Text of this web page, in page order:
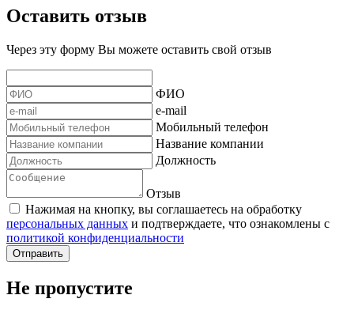
Оставить отзыв
Через эту форму Вы можете оставить свой отзыв
ФИО
e-mail
Мобильный телефон
Название компании
Должность
Отзыв
Нажимая на кнопку, вы соглашаетесь на обработку
персональных данных и подтверждаете, что ознакомлены с
политикой конфиденциальности
Отправить
Не пропустите